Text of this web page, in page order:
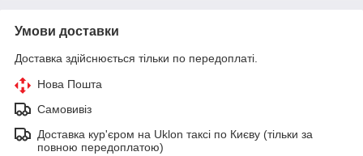
Умови доставки
Доставка здійснюється тільки по передоплаті.
Нова Пошта
Самовивіз
Доставка кур'єром на Uklon таксі по Києву (тільки за
повною передоплатою)